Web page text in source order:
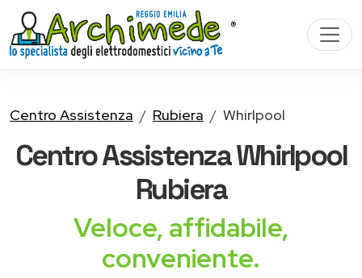
Centro Assistenza Rubiera Whirlpool
Centro AssistenzaWhirlpool
Rubiera
Veloce, affidabile,
conveniente.